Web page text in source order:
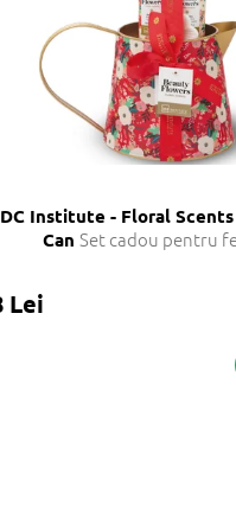
Institute - Floral
Can Set cadou pentru
Lei